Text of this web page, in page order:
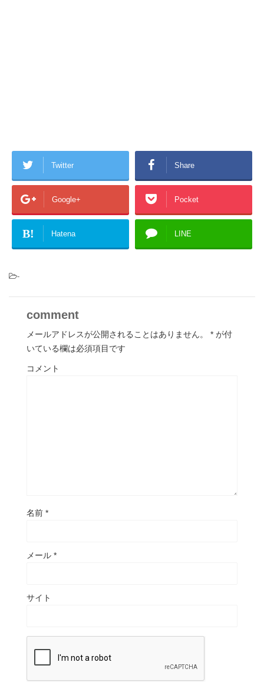
Twitter Share
Google+ Pocket
B! Hatena LINE
-
comment
メールアドレスが公開されることはありません。 * が付
いている欄は必須項目です
コメント
名前 *
メール *
サイト